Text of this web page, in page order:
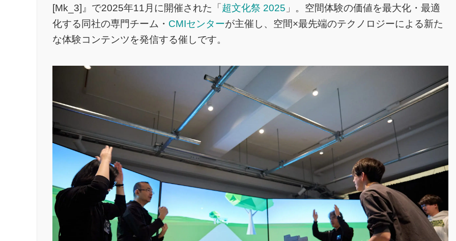
[Mk_3]』で2025年11月に開催された「超文化祭 2025 」。空間体験の価値を最大化・最適
化する同社の専門チーム・ CMIセンターが主催し、空間×最先端のテクノロジーによる新た
な体験コンテンツを発信する催しです。